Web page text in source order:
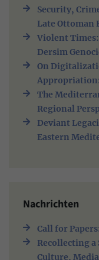
Security,
Late Ottoman
Violent
Dersim
On
The
Regional
Deviant
Eastern
Nachrichten
Call for
Recollecting a
Culture,